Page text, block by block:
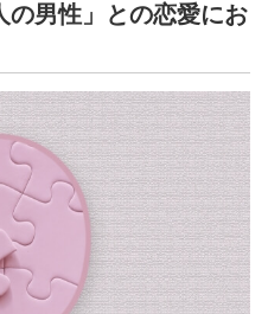
の男性」との恋愛にお